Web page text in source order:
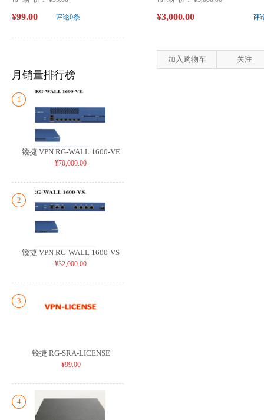
评论0条
¥99.00
月销量排行榜
1
锐捷 VPN RG-WALL 1600-VE
¥70,000.00
2
锐捷 VPN RG-WALL 1600-VS
¥32,000.00
3
锐捷 RG-SRA-LICENSE
¥99.00
4
评
¥3,000.00
加入购物车 关注